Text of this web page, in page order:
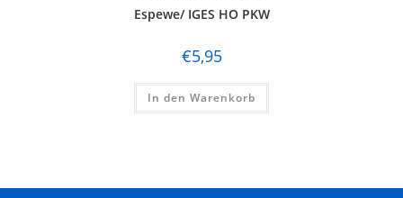
Espewe/ IGES HO PKW
€5,95
In den Warenkorb